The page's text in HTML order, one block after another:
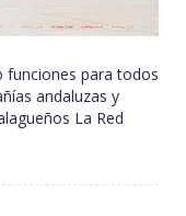
funciones para todos
andaluzas y
La Red